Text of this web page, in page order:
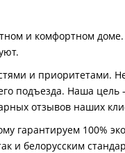
и комфортном
и приоритетами.
подъезда. Наша цель
отзывов наших
гарантируем 100%
и белорусским